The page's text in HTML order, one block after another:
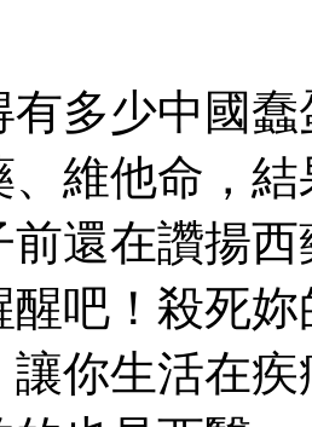
有多少中國
、維他命，
前還在讚揚
醒吧！殺死
讓你生活在